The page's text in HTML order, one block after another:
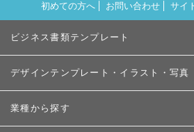
初めての方へ お問い合わせ サイ
ビジネス書類テンプレート
デザインテンプレート・イラスト・写真
業種から探す